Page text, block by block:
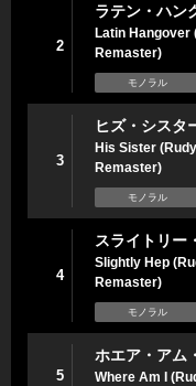
2
ラテン・ハン
Latin Hangover
Remaster)
モノラル
3
ヒズ・シスタ
His Sister
Remaster)
モノラル
4
スライトリー
Slightly Hep
Remaster)
モノラル
5
ホエア・アム
Where Am I